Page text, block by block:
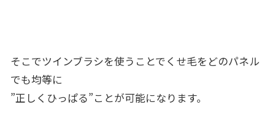
そこでツインブラシを使うことでくせ毛をどのパネル
でも均等に
”正しくひっぱる”ことが可能になります。